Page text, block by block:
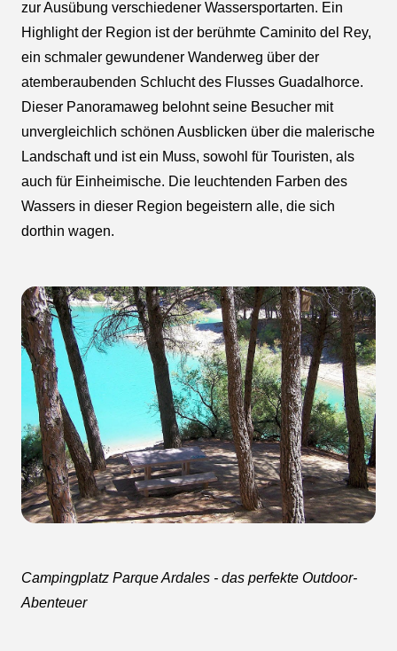
zur Ausübung verschiedener Wassersportarten. Ein
Highlight der Region ist der berühmte Caminito del Rey,
ein schmaler gewundener Wanderweg über der
atemberaubenden Schlucht des Flusses Guadalhorce.
Dieser Panoramaweg belohnt seine Besucher mit
unvergleichlich schönen Ausblicken über die malerische
Landschaft und ist ein Muss, sowohl für Touristen, als
auch für Einheimische. Die leuchtenden Farben des
Wassers in dieser Region begeistern alle, die sich
dorthin wagen.
Campingplatz Parque Ardales - das perfekte Outdoor-
Abenteuer